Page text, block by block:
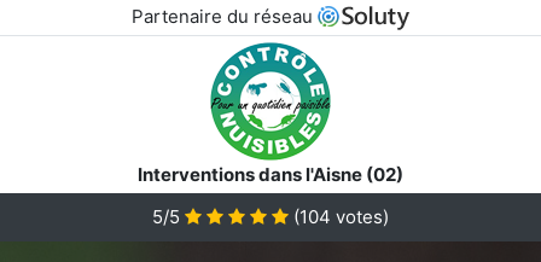
Partenaire du réseau
Interventions dans l'Aisne (02)
5/5 (104 votes)